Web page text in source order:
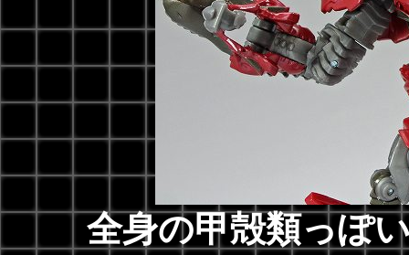
全身の甲殻類っぽ